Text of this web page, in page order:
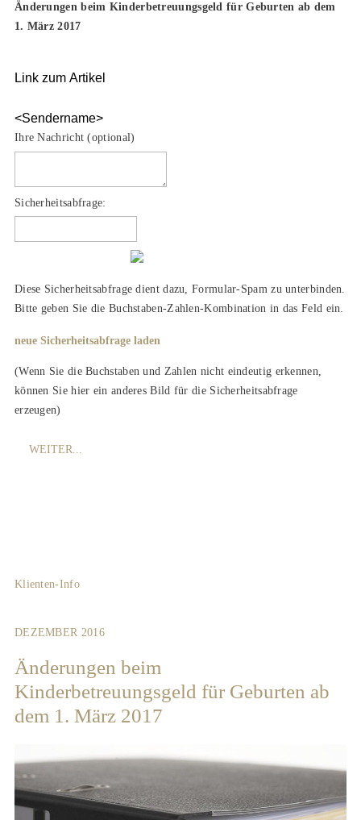
Änderungen beim Kinderbetreuungsgeld für Geburten ab dem
1. März 2017
Link zum Artikel
<Sendername>
Ihre Nachricht (optional)
Sicherheitsabfrage:
Diese Sicherheitsabfrage dient dazu, Formular-Spam zu unterbinden.
Bitte geben Sie die Buchstaben-Zahlen-Kombination in das Feld ein.
neue Sicherheitsabfrage laden
(Wenn Sie die Buchstaben und Zahlen nicht eindeutig erkennen,
können Sie hier ein anderes Bild für die Sicherheitsabfrage
erzeugen)
Klienten-Info
DEZEMBER 2016
Änderungen beim
Kinderbetreuungsgeld für Geburten ab
dem 1. März 2017